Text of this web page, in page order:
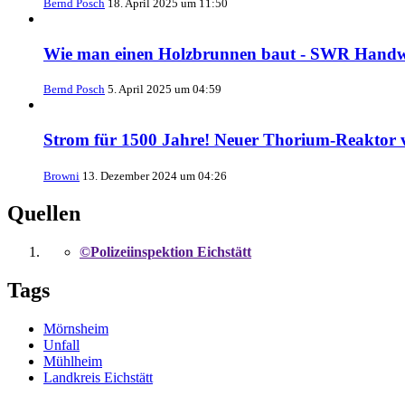
Bernd Posch 18. April 2025 um 11:50
Wie man einen Holzbrunnen baut - SWR
Bernd Posch 5. April 2025 um 04:59
Strom für 1500 Jahre! Neuer Thorium-Reaktor
Browni 13. Dezember 2024 um 04:26
Quellen
©Polizeiinspektion Eichstätt
Tags
Mörnsheim
Unfall
Mühlheim
Landkreis Eichstätt